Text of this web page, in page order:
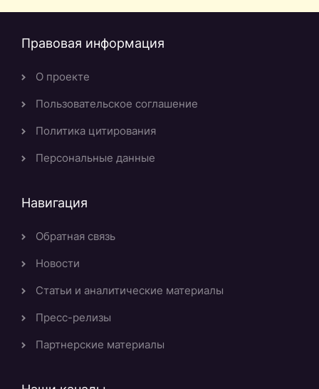
Правовая информация
О проекте
Пользовательское соглашение
Политика цитирования
Персональные данные
Навигация
Обратная связь
Новости
Статьи и аналитические материалы
Пресс-релизы
Партнерские материалы